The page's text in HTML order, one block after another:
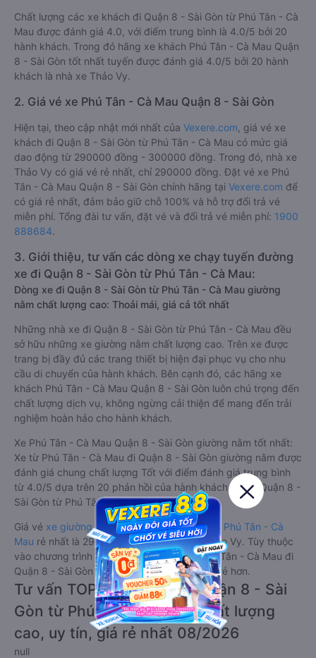
Chất lượng các xe khách đi Quận 8 - Sài Gòn từ Phú Tân - Cà
Mau được đánh giá 4.0, với điểm trung bình là 4.0/5 bởi 20
hành khách. Trong đó hãng xe khách Phú Tân - Cà Mau Quận
8 - Sài Gòn tốt nhất tuyến được đánh giá 4.0/5 bởi 20 hành
khách là nhà xe Thảo Vy.
2. Giá vé xe Phú Tân - Cà Mau Quận 8 - Sài Gòn
Hiện tại, theo cập nhật mới nhất của Vexere.com , giá vé xe
khách đi Quận 8 - Sài Gòn từ Phú Tân - Cà Mau có mức giá
dao động từ 290000 đồng - 300000 đồng. Trong đó, nhà xe
Thảo Vy có giá vé rẻ nhất, chỉ 290000 đồng. Đặt vé xe Phú
Tân - Cà Mau Quận 8 - Sài Gòn chính hãng tại Vexere.com để
có giá rẻ nhất, đảm bảo giữ chỗ 100% và hỗ trợ đổi trả vé
miễn phí. Tổng đài tư vấn, đặt vé và đổi trả vé miễn phí: 1900
888684.
3. Giới thiệu, tư vấn các dòng xe chạy tuyến đường
xe đi Quận 8 - Sài Gòn từ Phú Tân - Cà Mau:
Dòng xe đi Quận 8 - Sài Gòn từ Phú Tân - Cà Mau giường
nằm chất lượng cao: Thoải mái, giá cả tốt nhất
Những nhà xe đi Quận 8 - Sài Gòn từ Phú Tân - Cà Mau đều
sở hữu những xe giường nằm chất lượng cao. Trên xe được
trang bị đầy đủ các trang thiết bị hiện đại phục vụ cho nhu
cầu di chuyển của hành khách. Bên cạnh đó, các hãng xe
khách Phú Tân - Cà Mau Quận 8 - Sài Gòn luôn chú trọng đến
chất lượng dịch vụ, không ngừng cải thiện để mang đến trải
nghiệm hoàn hảo cho hành khách.
Xe Phú Tân - Cà Mau Quận 8 - Sài Gòn giường nằm tốt nhất:
Xe từ Phú Tân - Cà Mau đi Quận 8 - Sài Gòn giường nằm được
đánh giá chung chất lượng Tốt với điểm đánh giá trung bình
từ 4.0/5 dựa trên 20 phản hồi của hành khách Xe về Quận 8 -
Sài Gòn từ Phú Tân - Cà Mau.
Giá vé xe giường nằm đi Quận 8 - Sài Gòn từ Phú Tân - Cà
Mau rẻ nhất là 290000VND của hãng xe Thảo Vy. Tùy thuộc
vào chương trình khuyến mãi, giá vé Xe Phú Tân - Cà Mau đi
Quận 8 - Sài Gòn giường nằm này có thể sẽ rẻ hơn.
Tư vấn TOP 1 xe khách đi Quận 8 - Sài
Gòn từ Phú Tân - Cà Mau chất lượng
cao, uy tín, giá rẻ nhất 08/2026
null